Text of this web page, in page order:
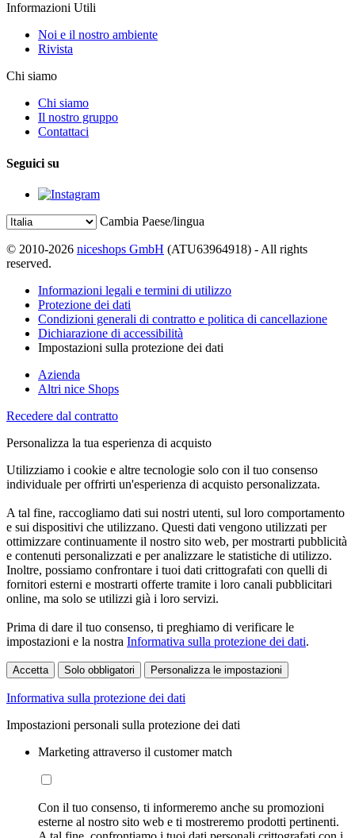
Informazioni Utili
Noi e il nostro ambiente
Rivista
Chi siamo
Chi siamo
Il nostro gruppo
Contattaci
Seguici su
Cambia Paese/lingua
© 2010-2026 niceshops GmbH (ATU63964918) - All rights
reserved.
Informazioni legali e termini di utilizzo
Protezione dei dati
Condizioni generali di contratto e politica di cancellazione
Dichiarazione di accessibilità
Impostazioni sulla protezione dei dati
Azienda
Altri nice Shops
Recedere dal contratto
Personalizza la tua esperienza di acquisto
Utilizziamo i cookie e altre tecnologie solo con il tuo consenso
individuale per offrirti un'esperienza di acquisto personalizzata.
A tal fine, raccogliamo dati sui nostri utenti, sul loro comportamento
e sui dispositivi che utilizzano. Questi dati vengono utilizzati per
ottimizzare continuamente il nostro sito web, per mostrarti pubblicità
e contenuti personalizzati e per analizzare le statistiche di utilizzo.
Inoltre, possiamo confrontare i tuoi dati crittografati con quelli di
fornitori esterni e mostrarti offerte tramite i loro canali pubblicitari
online, ma solo se utilizzi già i loro servizi.
Prima di dare il tuo consenso, ti preghiamo di verificare le
impostazioni e la nostra Informativa sulla protezione dei dati.
Accetta Solo obbligatori Personalizza le impostazioni
Informativa sulla protezione dei dati
Impostazioni personali sulla protezione dei dati
Marketing attraverso il customer match
Con il tuo consenso, ti informeremo anche su promozioni
esterne al nostro sito web e ti mostreremo prodotti pertinenti.